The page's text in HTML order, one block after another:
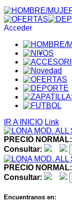
Acceder
IR A INICIO Link
PRECIO NORMAL:
Consultar:
PRECIO NORMAL:
Consultar:
Encuentranos en: